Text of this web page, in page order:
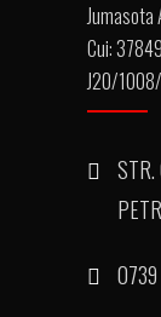
Jumasota
Cui:
J20/
STR.